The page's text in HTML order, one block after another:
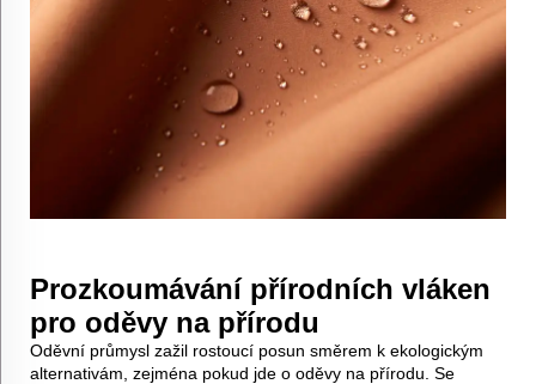
Prozkoumávání přírodních vláken
pro oděvy na přírodu
Oděvní průmysl zažil rostoucí posun směrem k ekologickým
alternativám, zejména pokud jde o oděvy na přírodu. Se